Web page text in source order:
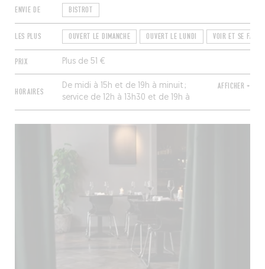
ENVIE DE BISTROT
LES PLUS OUVERT LE DIMANCHE OUVERT LE LUNDI VOIR ET SE FAIRE
PRIX Plus de 51 €
HORAIRES
De midi à 15h et de 19h à minuit ;
service de 12h à 13h30 et de 19h à
20h30. Fermé de mardi à jeudi.
AFFICHER +